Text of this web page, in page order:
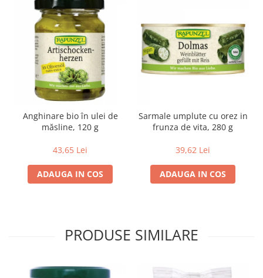
Ketchup bio
Sosuri bio din tomate
Sucuri si bauturi bio
Lapte bio si bauturi vegetale
Sirop bio
Sucuri din fructe si legume bio
Pudre proteice bio
Uleiuri, grasimi si otet
Grasimi bio
Uleiuri esentiale alimentare bio
Anghinare bio în ulei de
măsline, 120 g
43,65 Lei
ADAUGA IN COS
Sarmale umplute cu orez in
frunza de vita, 280 g
39,62 Lei
ADAUGA IN COS
PRODUSE SIMILARE